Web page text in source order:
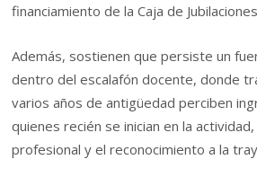
financiamiento de la Caja de
Además, sostienen que persiste un
dentro del escalafón docente, donde
varios años de antigüedad perciben
quienes recién se inician en la
profesional y el reconocimiento a la